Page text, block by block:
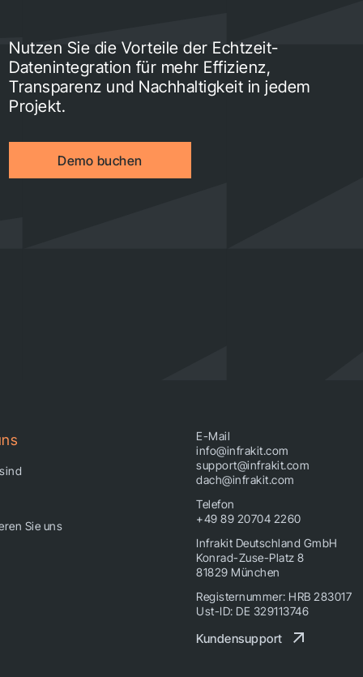
Nutzen Sie die Vorteile der Echtzeit-
Datenintegration für mehr Effizienz,
Transparenz und Nachhaltigkeit in jedem
Projekt.
Demo buchen
Sie uns
E-Mail
info@infrakit.com
support@infrakit.com
dach@infrakit.com
Telefon
+49 89 20704 2260
Infrakit Deutschland GmbH
Konrad-Zuse-Platz 8
81829 München
Registernummer: HRB 283017
Ust-ID: DE 329113746
Kundensupport